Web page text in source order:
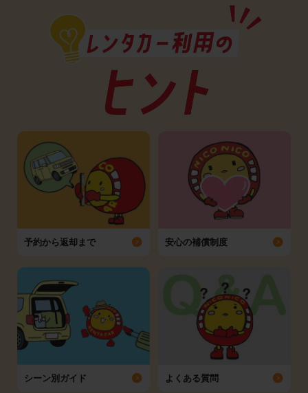
予約から返却まで 安心の補償制度
シーン別ガイド よくある質問